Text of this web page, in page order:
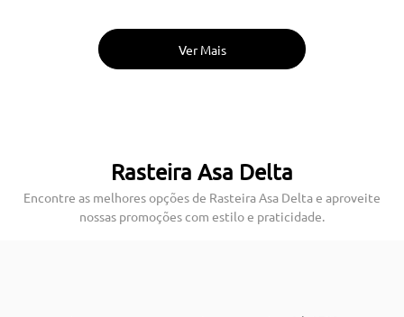
Rasteira Asa Delta
Encontre as melhores opções de Rasteira Asa Delta e aproveite
nossas promoções com estilo e praticidade.